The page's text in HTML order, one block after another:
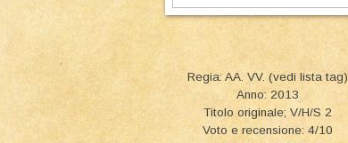
Regia: AA. VV. (vedi lista tag)
Anno: 2013
Titolo originale; V/H/S 2
Voto e recensione: 4/10